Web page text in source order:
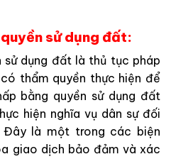
sử dụng đất:
sử dụng đất là thủ tục pháp
có thẩm quyền thực hiện để
bằng quyền sử dụng đất
hiện nghĩa vụ dân sự đối
Đây là một trong các biện
giao dịch bảo đảm vàxác